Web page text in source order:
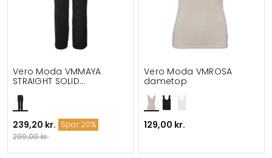
Vero Moda VMMAYA
STRAIGHT SOLID
239,20 kr. Spar 20%
299,00 kr.
Vero Moda VMROSA
dametop
129,00 kr.